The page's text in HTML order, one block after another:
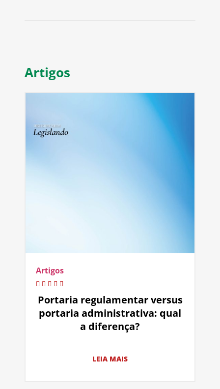
Artigos
Artigos
Portaria regulamentar versus
portaria administrativa: qual
a diferença?
LEIA MAIS